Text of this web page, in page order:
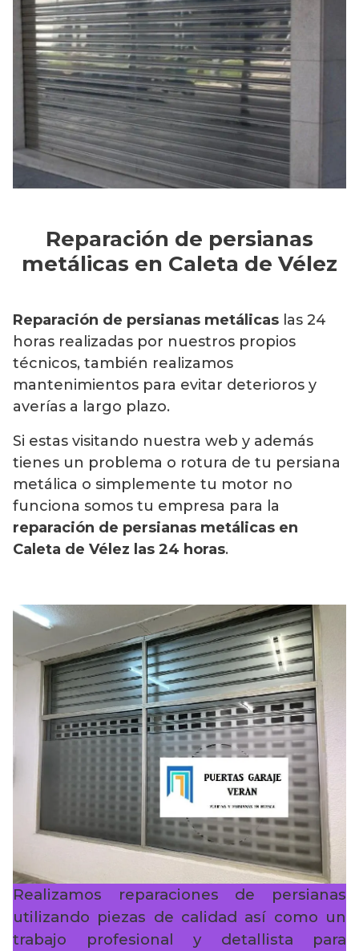
Reparación de persianas
metálicas en Caleta de Vélez
Reparación de persianas metálicas las 24
horas realizadas por nuestros propios
técnicos, también realizamos
mantenimientos para evitar deterioros y
averías a largo plazo.
Si estas visitando nuestra web y además
tienes un problema o rotura de tu persiana
metálica o simplemente tu motor no
funciona somos tu empresa para la
reparación de persianas metálicas en
Caleta de Vélez las 24 horas.
Realizamos reparaciones de persianas
utilizando piezas de calidad así como un
trabajo profesional y detallista para